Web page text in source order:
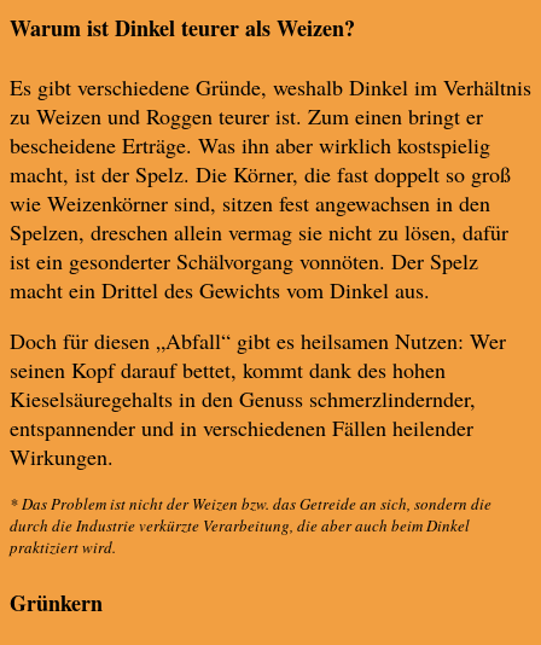
Warum ist Dinkel teurer als Weizen?
Es gibt verschiedene Gründe, weshalb Dinkel im Verhältnis
zu Weizen und Roggen teurer ist. Zum einen bringt er
bescheidene Erträge. Was ihn aber wirklich kostspielig
macht, ist der Spelz. Die Körner, die fast doppelt so groß
wie Weizenkörner sind, sitzen fest angewachsen in den
Spelzen, dreschen allein vermag sie nicht zu lösen, dafür
ist ein gesonderter Schälvorgang vonnöten. Der Spelz
macht ein Drittel des Gewichts vom Dinkel aus.
Doch für diesen „Abfall“ gibt es heilsamen Nutzen: Wer
seinen Kopf darauf bettet, kommt dank des hohen
Kieselsäuregehalts in den Genuss schmerzlindernder,
entspannender und in verschiedenen Fällen heilender
Wirkungen.
* Das Problem ist nicht der Weizen bzw. das Getreide an sich, sondern die
durch die Industrie verkürzte Verarbeitung, die aber auch beim Dinkel
praktiziert wird.
Grünkern